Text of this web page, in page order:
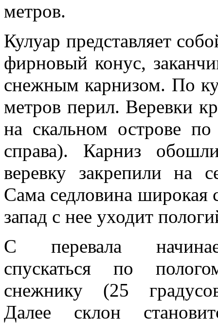
метров.
Кулуар представляет
фирновый конус,
снежным карнизом. По
метров перил. Веревки
на скальном острове
справа). Карниз
веревку закрепили на
Сама седловина
запад с нее уходит
С перевала
спускаться по
снежнику (25
Далее склон